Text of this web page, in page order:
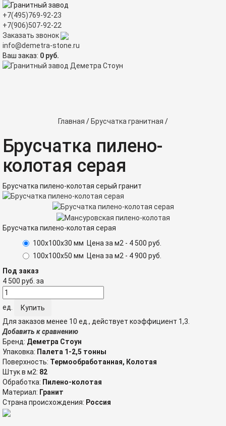
+7(495)769-92-23
+7(906)507-92-22
Заказать звонок
info@demetra-stone.ru
Ваш заказ: 0 руб.
Главная / Брусчатка гранитная /
Брусчатка пилено-
колотая серая
Брусчатка пилено-колотая серый гранит
Брусчатка пилено-колотая серая
100х100х30 мм Цена за м2 - 4 500 руб.
100х100х50 мм Цена за м2 - 4 900 руб.
Под заказ
4 500 руб. за
ед.
Для заказов менее 10 ед., действует коэффициент 1,3.
Добавить к сравнению
Бренд: Деметра Стоун
Упаковка: Палета 1-2,5 тонны
Поверхность: Термообработанная, Колотая
Штук в м2: 82
Обработка: Пилено-колотая
Материал: Гранит
Страна происхождения: Россия